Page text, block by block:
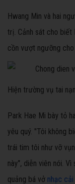
Hwang Min và hai
trị. Cảnh sát cho biết
cồn vượt ngưỡng cho
Hiện trường vụ tai
Park Hae Mi bày tỏ
yêu quý. "Tôi không
trái tim tôi như vỡ
này", diễn viên nói.
quảng bá vở nhạc